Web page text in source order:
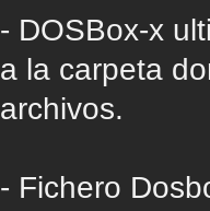
- DOSBox-x
a la carpeta
archivos.
- Fichero